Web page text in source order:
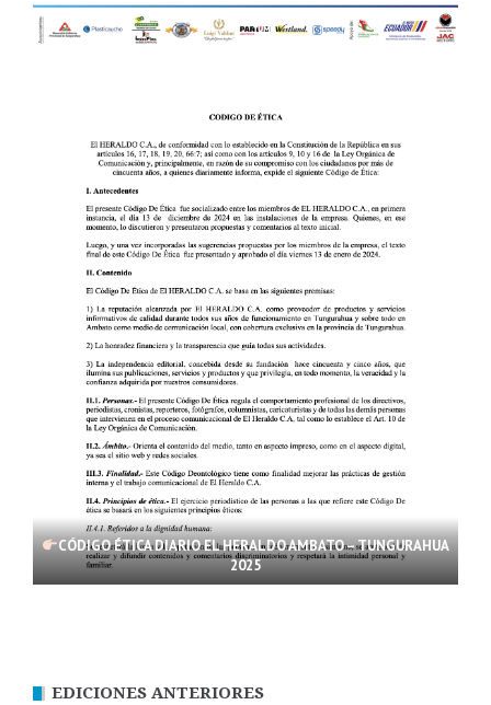
CÓDIGO ÉTICA DIARIO EL HERALDO AMBATO – TUNGURAHUA
2025
EDICIONES ANTERIORES